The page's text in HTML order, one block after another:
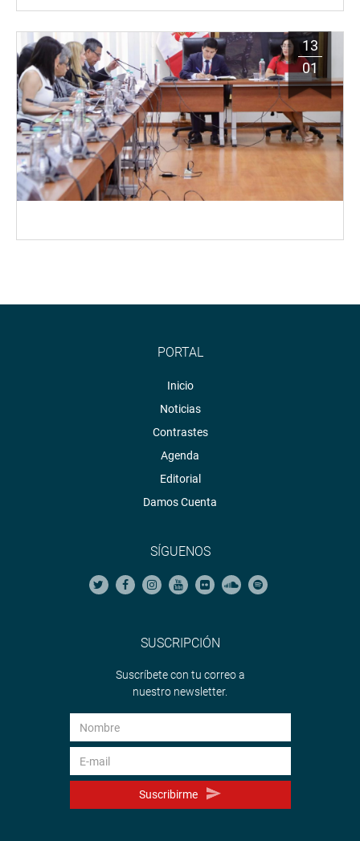
13
01
PORTAL
Inicio
Noticias
Contrastes
Agenda
Editorial
Damos Cuenta
SÍGUENOS
SUSCRIPCIÓN
Suscríbete con tu correo a
nuestro newsletter.
Suscribirme